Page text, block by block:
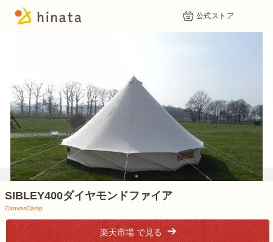
公式ストア
1
SIBLEY400ダイヤモンドファイア
CanvasCamp
楽天市場 で見る